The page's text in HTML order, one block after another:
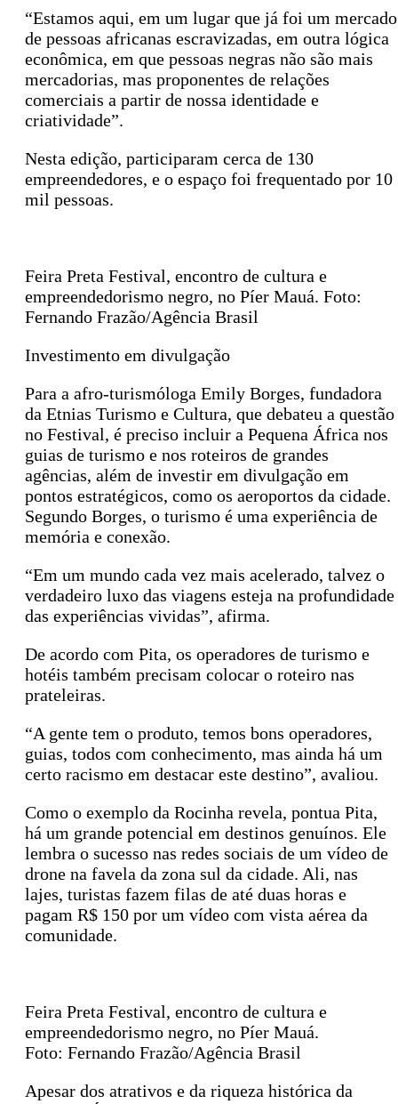
“Estamos aqui, em um lugar que já foi um mercado
de pessoas africanas escravizadas, em outra lógica
econômica, em que pessoas negras não são mais
mercadorias, mas proponentes de relações
comerciais a partir de nossa identidade e
criatividade”.
Nesta edição, participaram cerca de 130
empreendedores, e o espaço foi frequentado por 10
mil pessoas.
Feira Preta Festival, encontro de cultura e
empreendedorismo negro, no Píer Mauá. Foto:
Fernando Frazão/Agência Brasil
Investimento em divulgação
Para a afro-turismóloga Emily Borges, fundadora
da Etnias Turismo e Cultura, que debateu a questão
no Festival, é preciso incluir a Pequena África nos
guias de turismo e nos roteiros de grandes
agências, além de investir em divulgação em
pontos estratégicos, como os aeroportos da cidade.
Segundo Borges, o turismo é uma experiência de
memória e conexão.
“Em um mundo cada vez mais acelerado, talvez o
verdadeiro luxo das viagens esteja na profundidade
das experiências vividas”, afirma.
De acordo com Pita, os operadores de turismo e
hotéis também precisam colocar o roteiro nas
prateleiras.
“A gente tem o produto, temos bons operadores,
guias, todos com conhecimento, mas ainda há um
certo racismo em destacar este destino”, avaliou.
Como o exemplo da Rocinha revela, pontua Pita,
há um grande potencial em destinos genuínos. Ele
lembra o sucesso nas redes sociais de um vídeo de
drone na favela da zona sul da cidade. Ali, nas
lajes, turistas fazem filas de até duas horas e
pagam R$ 150 por um vídeo com vista aérea da
comunidade.
Feira Preta Festival, encontro de cultura e
empreendedorismo negro, no Píer Mauá.
Foto: Fernando Frazão/Agência Brasil
Apesar dos atrativos e da riqueza histórica da